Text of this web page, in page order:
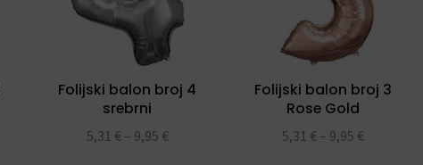
Folijski balon broj 4
srebrni
5,31 € – 9,95 €
Folijski balon broj 3
Rose Gold
5,31 € – 9,95 €